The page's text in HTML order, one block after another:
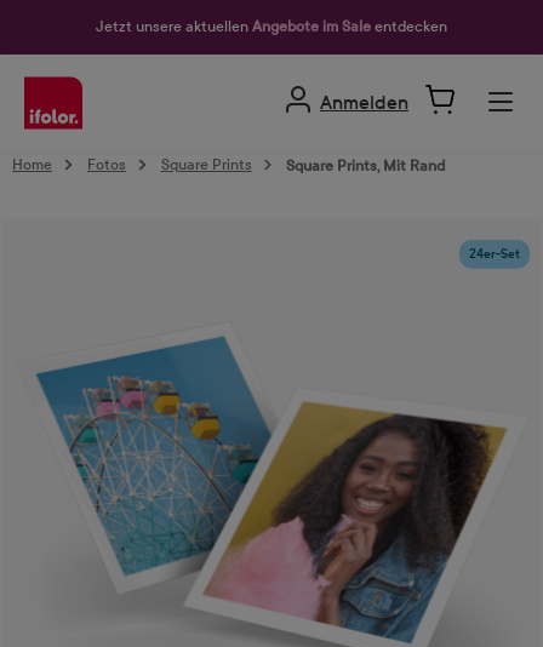
Jetzt unsere aktuellen Angebote im Sale entdecken
Anmelden
Home Fotos Square Prints Square Prints, Mit Rand
24er-Set